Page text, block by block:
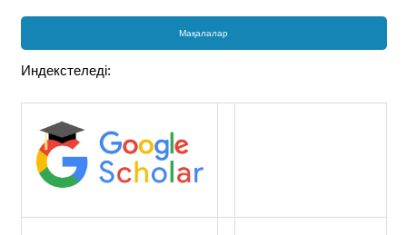
Мақалалар
Индекстеледі: